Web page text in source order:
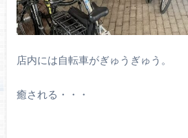
店内には自転車がぎゅうぎゅう。
癒される・・・